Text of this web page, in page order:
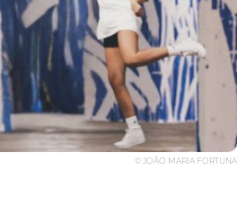
© JOÃO MARIA FORTUNA